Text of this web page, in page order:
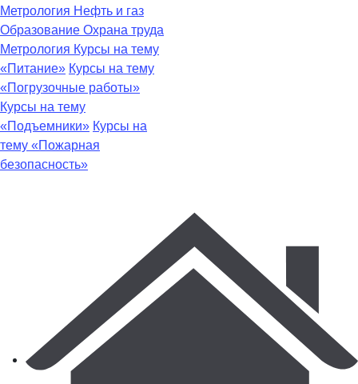
Метрология Нефть и газ
Образование Охрана труда
Метрология Курсы на тему
«Питание» Курсы на тему
«Погрузочные работы»
Курсы на тему
«Подъемники» Курсы на
тему «Пожарная
безопасность»